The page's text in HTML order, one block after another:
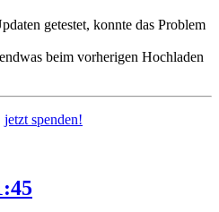
getestet, konnte das Problem
beim vorherigen Hochladen
jetzt spenden!